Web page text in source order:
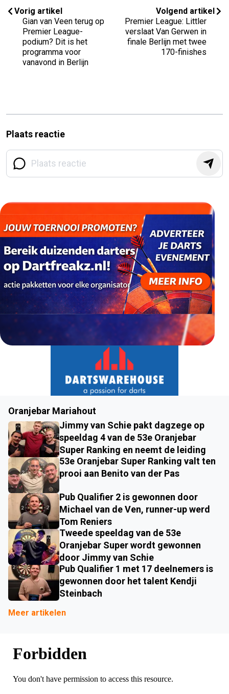
Vorig artikel
Gian van Veen terug op
Premier League-
podium? Dit is het
programma voor
vanavond in Berlijn
Volgend artikel
Premier League: Littler
verslaat Van Gerwen in
finale Berlijn met twee
170-finishes
Plaats reactie
Oranjebar Mariahout
Jimmy van Schie pakt dagzege op
speeldag 4 van de 53e Oranjebar
Super Ranking en neemt de leiding
53e Oranjebar Super Ranking valt ten
prooi aan Benito van der Pas
Pub Qualifier 2 is gewonnen door
Michael van de Ven, runner-up werd
Tom Reniers
Tweede speeldag van de 53e
Oranjebar Super wordt gewonnen
door Jimmy van Schie
Pub Qualifier 1 met 17 deelnemers is
gewonnen door het talent Kendji
Steinbach
Meer artikelen